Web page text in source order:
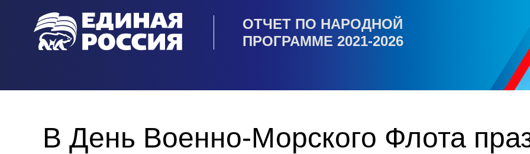
ОТЧЕТ ПО НАРОДНОЙ
ПРОГРАММЕ 2021-2026
В День Военно-Морского Флота